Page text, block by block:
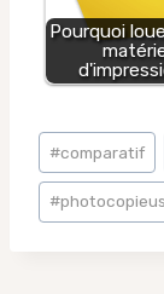
Pourquoi
Post
Tags:
#comparatif
#